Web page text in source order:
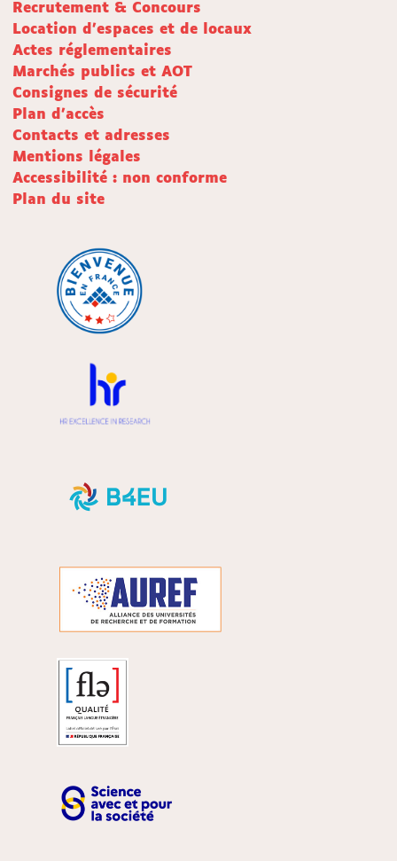
Recrutement & Concours
Location d'espaces et de locaux
Actes réglementaires
Marchés publics et AOT
Consignes de sécurité
Plan d'accès
Contacts et adresses
Mentions légales
Accessibilité : non conforme
Plan du site